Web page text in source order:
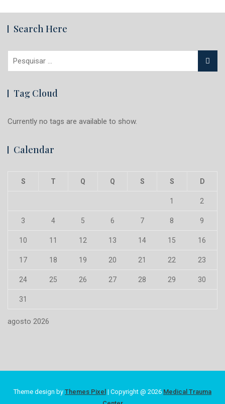
Search Here
Pesquisar
Tag Cloud
Currently no tags are available to show.
Calendar
agosto 2026
S T Q Q S S D
1 2
3 4 5 6 7 8 9
10 11 12 13 14 15 16
17 18 19 20 21 22 23
24 25 26 27 28 29 30
31
Theme design by Themes Pixel | Copyright @ 2026 Medical Trauma